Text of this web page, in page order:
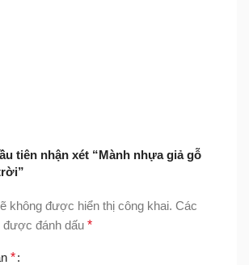
tiên nhận xét “Mành nhựa giả gỗ
không được hiển thị công khai. Các
đánh dấu *
*